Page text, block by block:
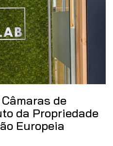
de
da Propriedade
Europeia